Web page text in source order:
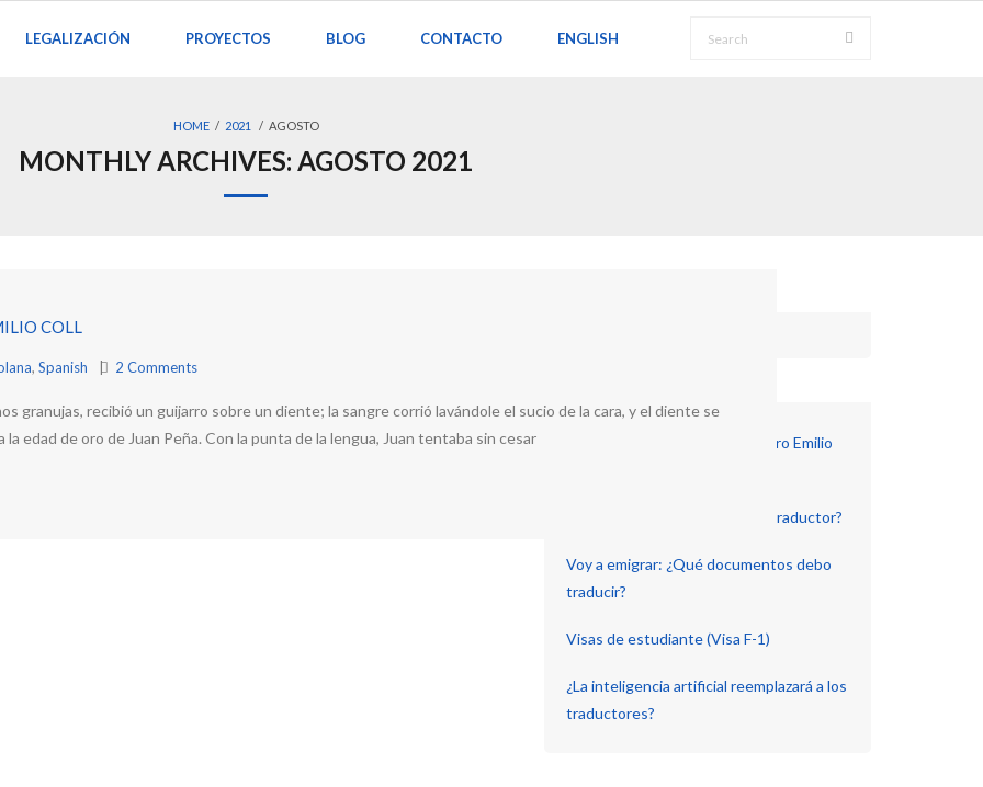
LEGALIZACIÓN PROYECTOS BLOG CONTACTO ENGLISH
HOME / 2021 / AGOSTO
MONTHLY ARCHIVES: AGOSTO 2021
COLL
, Spanish 2 Comments
granujas, recibió un guijarro sobre un diente; la sangre corrió lavándole el sucio de la cara, y el diente se
edad de oro de Juan Peña. Con la punta de la lengua, Juan tentaba sin cesar
El diente roto (Cuento) de Pedro Emilio
¿Cuánto debería cobrar como traductor?
Voy a emigrar: ¿Qué documentos debo
traducir?
Visas de estudiante (Visa F-1)
¿La inteligencia artificial reemplazará a los
traductores?